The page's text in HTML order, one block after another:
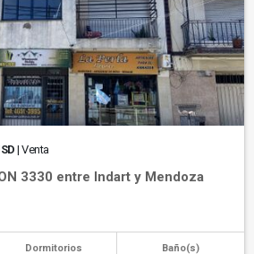
| Venta
3330 entre Indart y Mendoza
Dormitorios Baño(s)